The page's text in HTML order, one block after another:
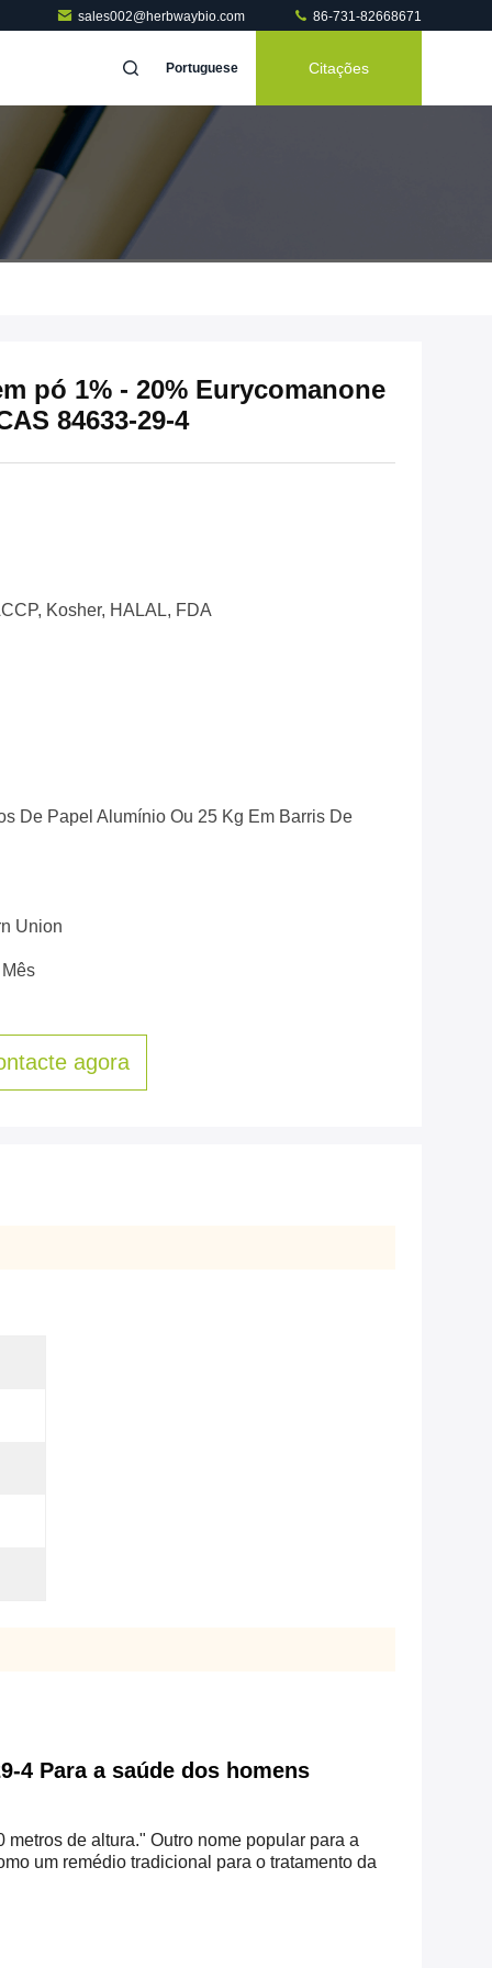
sales002@herbwaybio.com 86-731-82668671
Portuguese Citações
pó 1% - 20% Eurycomanone
84633-29-4
Kosher, HALAL, FDA
De Papel Alumínio Ou 25 Kg Em Barris De
Union
agora
4 Para a saúde dos homens
de altura." Outro nome popular para a
um remédio tradicional para o tratamento da